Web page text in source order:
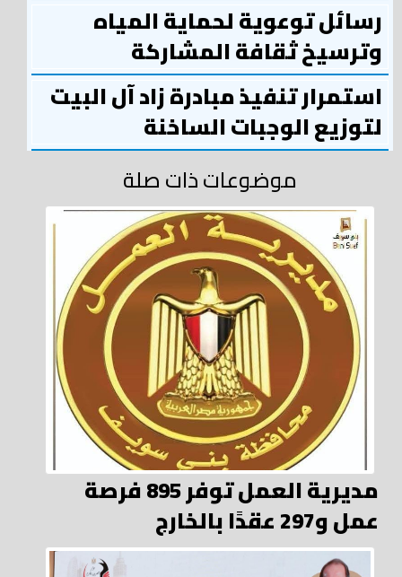
رسائل توعوية لحماية المياه
وترسيخ ثقافة المشاركة
استمرار تنفيذ مبادرة زاد آل البيت
لتوزيع الوجبات الساخنة
موضوعات ذات صلة
مديرية العمل توفر 895 فرصة
عمل و297 عقدًا بالخارج